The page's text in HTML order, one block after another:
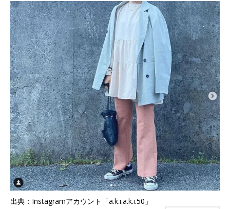
出典：Instagramアカウント「a.k.i.a.k.i.50」